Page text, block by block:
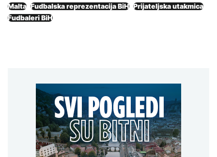
Malta Fudbalska reprezentacija BiH Prijateljska utakmica
Fudbaleri BiH